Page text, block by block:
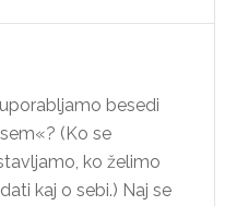
besedi
(Ko se
ko želimo
kaj o sebi.) Naj se